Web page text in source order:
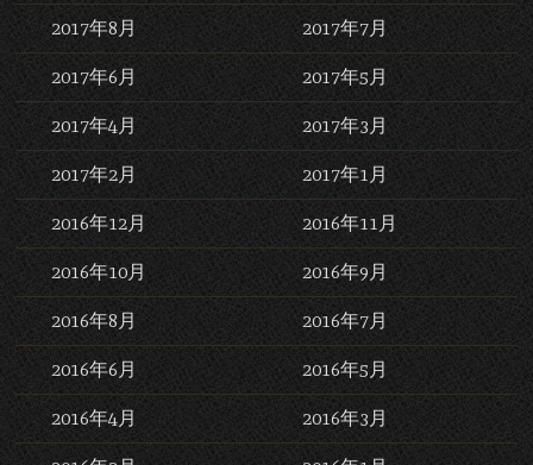
2017年8月 2017年7月
2017年6月 2017年5月
2017年4月 2017年3月
2017年2月 2017年1月
2016年12月 2016年11月
2016年10月 2016年9月
2016年8月 2016年7月
2016年6月 2016年5月
2016年4月 2016年3月